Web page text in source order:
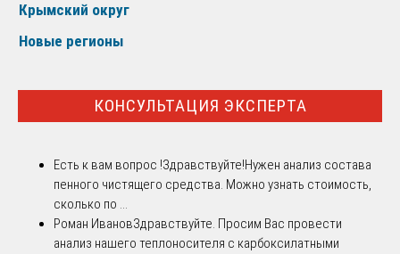
Крымский округ
Новые регионы
КОНСУЛЬТАЦИЯ ЭКСПЕРТА
Есть к вам вопрос !Здравствуйте!Нужен анализ состава
пенного чистящего средства. Можно узнать стоимость,
сколько по ...
Роман ИвановЗдравствуйте. Просим Вас провести
анализ нашего теплоносителя с карбоксилатными